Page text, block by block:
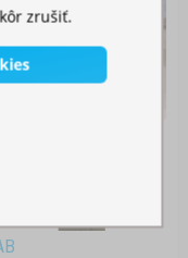
zrušiť.